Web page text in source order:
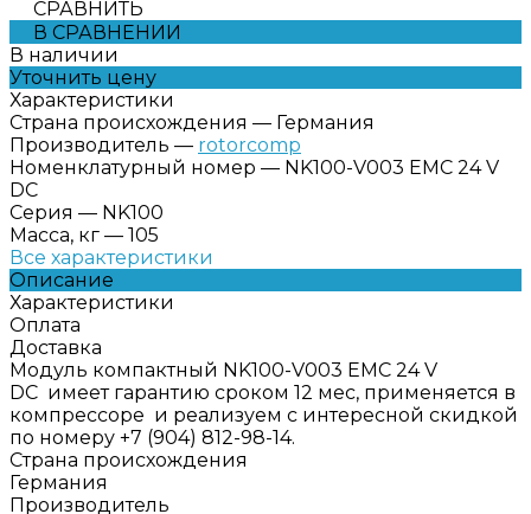
СРАВНИТЬ
В СРАВНЕНИИ
В наличии
Уточнить цену
Характеристики
Страна происхождения — Германия
Производитель — rotorcomp
Номенклатурный номер — NK100-V003 EMC 24 V
DC
Серия — NK100
Масса, кг — 105
Все характеристики
Описание
Характеристики
Оплата
Доставка
Модуль компактный NK100-V003 EMC 24 V
DC имеет гарантию сроком 12 мес, применяется в
компрессоре и реализуем с интересной скидкой
по номеру +7 (904) 812-98-14.
Страна происхождения
Германия
Производитель